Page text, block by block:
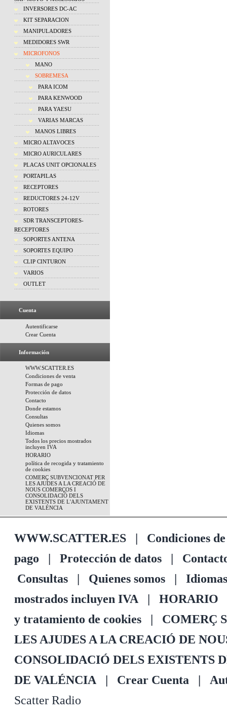
INVERSORES DC-AC
KIT SEPARACION
MANIPULADORES
MEDIDORES SWR
MICROFONOS
MANO
SOBREMESA
PARA ICOM
PARA KENWOOD
PARA YAESU
VARIAS MARCAS
MANOS LIBRES
MICRO ALTAVOCES
MICRO AURICULARES
PLACAS UNIT OPCIONALES
PORTAPILAS
RECEPTORES
REDUCTORES 24-12V
ROTORES
SDR TRANSCEPTORES-
RECEPTORES
SOPORTES ANTENA
SOPORTES EQUIPO
CLIP CINTURON
VARIOS
OUTLET
Cuenta
Autentificarse
Crear Cuenta
Información
WWW.SCATTER.ES
Condiciones de venta
Formas de pago
Protección de datos
Contacto
Donde estamos
Consultas
Quienes somos
Idiomas
Todos los precios mostrados
incluyen IVA
HORARIO
política de recogida y tratamiento
de cookies
COMERÇ SUBVENCIONAT PER
LES AJUDES A LA CREACIÓ DE
NOUS COMERÇOS I
CONSOLIDACIÓ DELS
EXISTENTS DE L'AJUNTAMENT
DE VALÉNCIA
WWW.SCATTER.ES | Condiciones
pago | Protección de datos |
Consultas | Quienes somos | Idiomas
mostrados incluyen IVA | HORARIO
y tratamiento de cookies | COMERÇ
LES AJUDES A LA CREACIÓ DE
CONSOLIDACIÓ DELS EXISTENTS
DE VALÉNCIA | Crear Cuenta |
Scatter Radio